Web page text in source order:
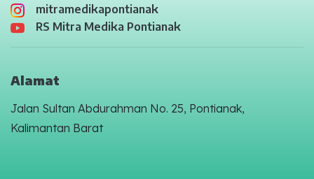
mitramedikapontianak
RS Mitra Medika Pontianak
Alamat
Jalan Sultan Abdurahman No. 25, Pontianak,
Kalimantan Barat